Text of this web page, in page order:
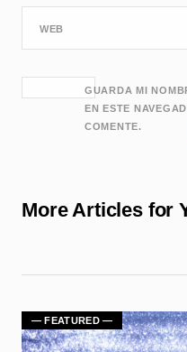
WEB
GUARDA MI
EN ESTE
COMENTE.
More Articles for
— FEATURED —